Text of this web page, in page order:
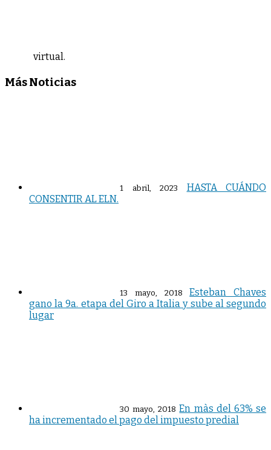
virtual.
Más Noticias
1 abril, 2023
HASTA CUÁNDO
CONSENTIR AL ELN.
13 mayo, 2018
Esteban Chaves
gano la 9a. etapa del Giro a Italia y sube al segundo
lugar
30 mayo, 2018 En màs del 63% se
ha incrementado el pago del impuesto predial